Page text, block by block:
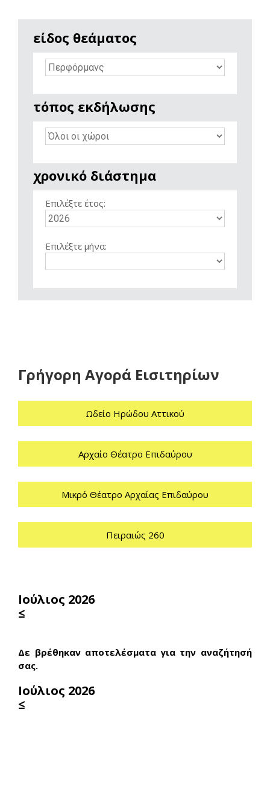
είδος θεάματος
τόπος εκδήλωσης
χρονικό διάστημα
Επιλέξτε έτος:
Επιλέξτε μήνα:
Γρήγορη Αγορά Εισιτηρίων
Ωδείο Ηρώδου Αττικού
Αρχαίο Θέατρο Επιδαύρου
Μικρό Θέατρο Αρχαίας Επιδαύρου
Πειραιώς 260
Ιούλιος 2026
≤
Δε βρέθηκαν αποτελέσματα για την αναζήτησή
σας.
Ιούλιος 2026
≤